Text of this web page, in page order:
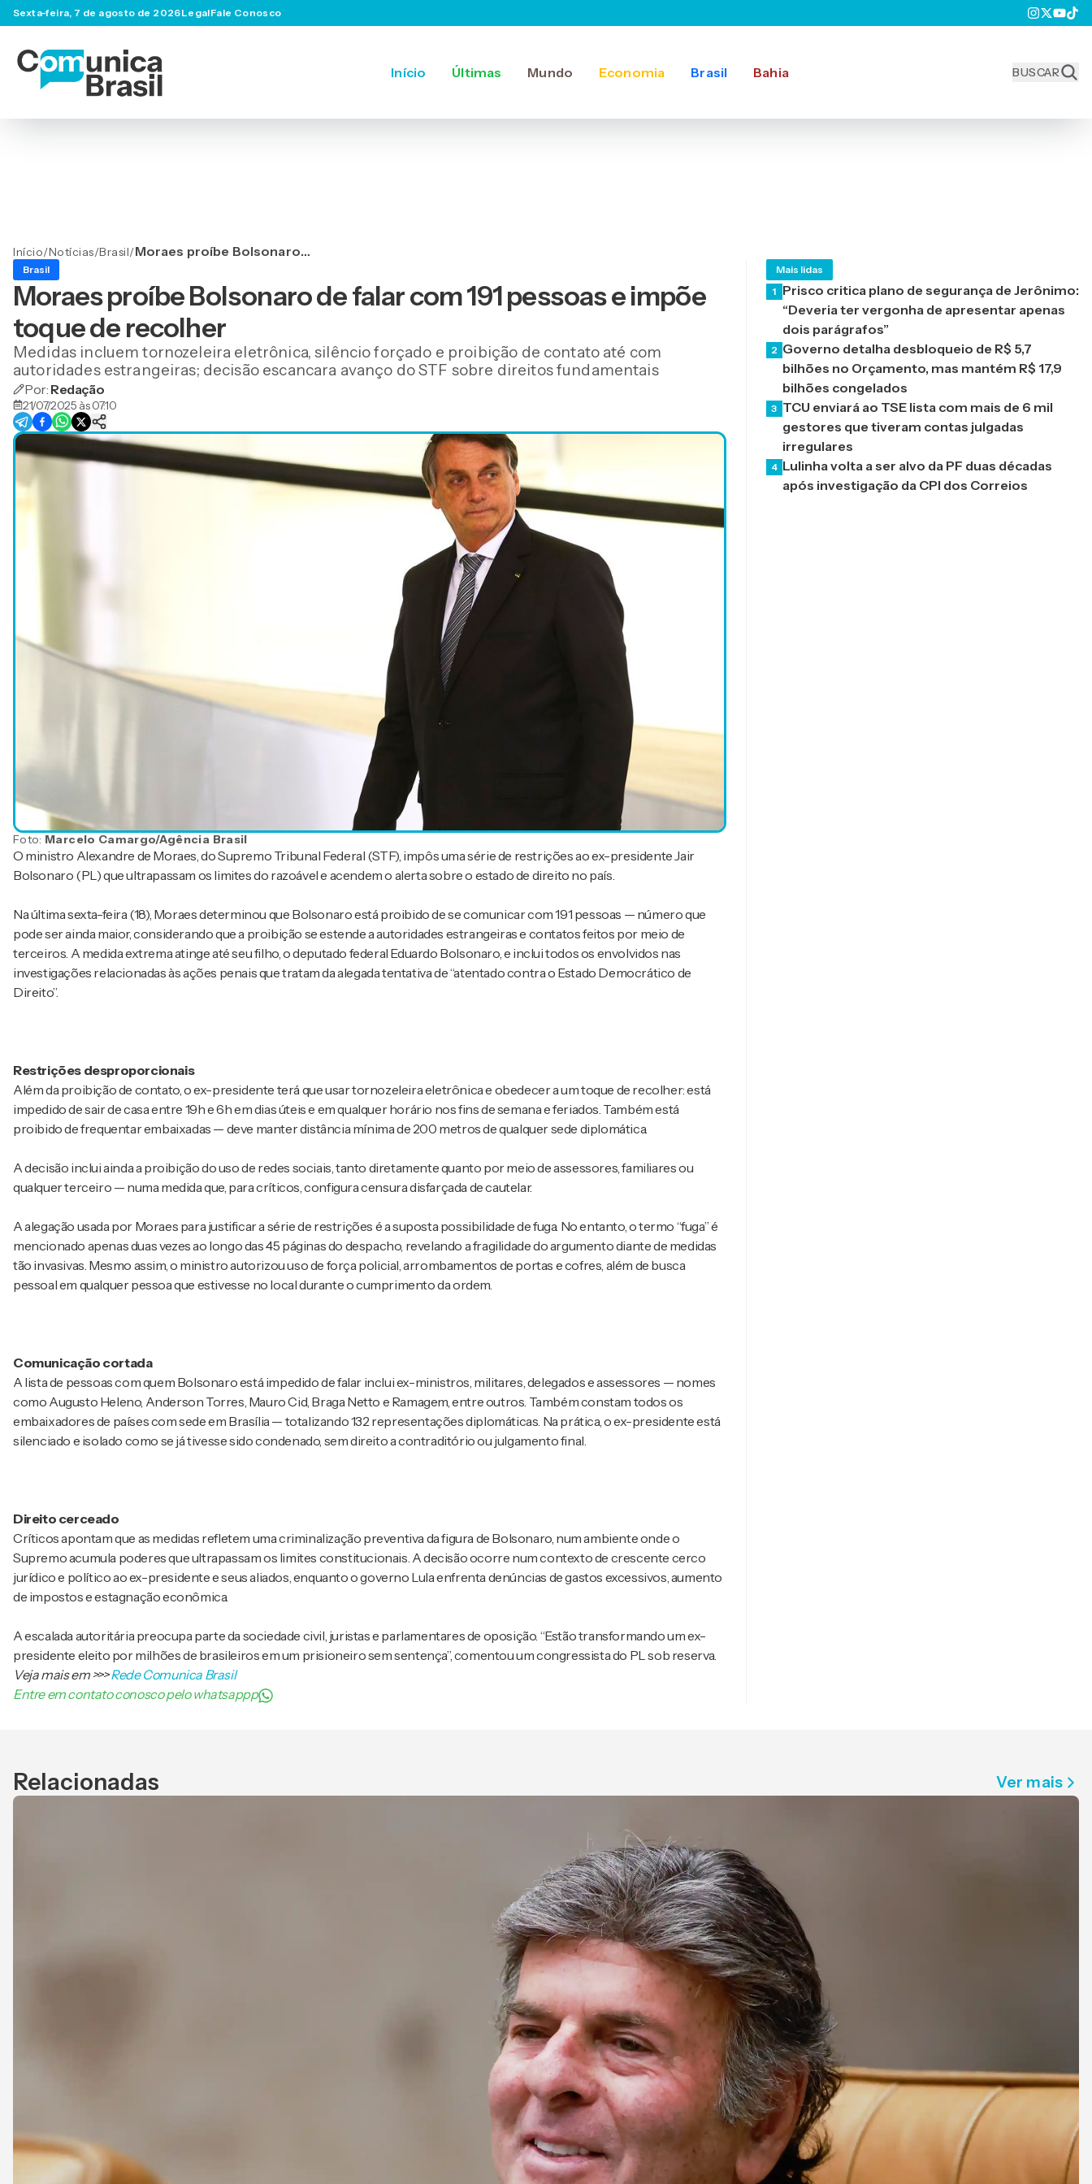
Sexta-feira, 7 de agosto de 2026LegalFale Conosco
Início Últimas Mundo Economia Brasil Bahia BUSCAR
Início/Notícias/Brasil/Moraes proíbe Bolsonaro
impõe toque de recolher
Brasil
Moraes proíbe Bolsonaro de falar com 191 pessoas e impõe
toque de recolher
Medidas incluem tornozeleira eletrônica, silêncio forçado e proibição de contato até com
autoridades estrangeiras; decisão escancara avanço do STF sobre direitos fundamentais
Por: Redação
21/07/2025 às 07:10
Foto: Marcelo Camargo/Agência Brasil
O ministro Alexandre de Moraes, do Supremo Tribunal Federal (STF), impôs uma série de restrições ao ex-presidente Jair
Bolsonaro (PL) que ultrapassam os limites do razoável e acendem o alerta sobre o estado de direito no país.
Na última sexta-feira (18), Moraes determinou que Bolsonaro está proibido de se comunicar com 191 pessoas — número que
pode ser ainda maior, considerando que a proibição se estende a autoridades estrangeiras e contatos feitos por meio de
terceiros. A medida extrema atinge até seu filho, o deputado federal Eduardo Bolsonaro, e inclui todos os envolvidos nas
investigações relacionadas às ações penais que tratam da alegada tentativa de “atentado contra o Estado Democrático de
Direito”.
Restrições desproporcionais
Além da proibição de contato, o ex-presidente terá que usar tornozeleira eletrônica e obedecer a um toque de recolher: está
impedido de sair de casa entre 19h e 6h em dias úteis e em qualquer horário nos fins de semana e feriados. Também está
proibido de frequentar embaixadas — deve manter distância mínima de 200 metros de qualquer sede diplomática.
A decisão inclui ainda a proibição do uso de redes sociais, tanto diretamente quanto por meio de assessores, familiares ou
qualquer terceiro — numa medida que, para críticos, configura censura disfarçada de cautelar.
A alegação usada por Moraes para justificar a série de restrições é a suposta possibilidade de fuga. No entanto, o termo “fuga” é
mencionado apenas duas vezes ao longo das 45 páginas do despacho, revelando a fragilidade do argumento diante de medidas
tão invasivas. Mesmo assim, o ministro autorizou uso de força policial, arrombamentos de portas e cofres, além de busca
pessoal em qualquer pessoa que estivesse no local durante o cumprimento da ordem.
Comunicação cortada
A lista de pessoas com quem Bolsonaro está impedido de falar inclui ex-ministros, militares, delegados e assessores — nomes
como Augusto Heleno, Anderson Torres, Mauro Cid, Braga Netto e Ramagem, entre outros. Também constam todos os
embaixadores de países com sede em Brasília — totalizando 132 representações diplomáticas. Na prática, o ex-presidente está
silenciado e isolado como se já tivesse sido condenado, sem direito a contraditório ou julgamento final.
Direito cerceado
Críticos apontam que as medidas refletem uma criminalização preventiva da figura de Bolsonaro, num ambiente onde o
Supremo acumula poderes que ultrapassam os limites constitucionais. A decisão ocorre num contexto de crescente cerco
jurídico e político ao ex-presidente e seus aliados, enquanto o governo Lula enfrenta denúncias de gastos excessivos, aumento
de impostos e estagnação econômica.
A escalada autoritária preocupa parte da sociedade civil, juristas e parlamentares de oposição. “Estão transformando um ex-
presidente eleito por milhões de brasileiros em um prisioneiro sem sentença”, comentou um congressista do PL sob reserva.
Veja mais em>>>Rede Comunica Brasil
Entre em contato conosco pelo whatsappp
Mais lidas
1 Prisco critica plano de segurança de Jerônimo:
“Deveria ter vergonha de apresentar apenas
dois parágrafos”
2 Governo detalha desbloqueio de R$ 5,7
bilhões no Orçamento, mas mantém R$ 17,9
bilhões congelados
3 TCU enviará ao TSE lista com mais de 6 mil
gestores que tiveram contas julgadas
irregulares
4 Lulinha volta a ser alvo da PF duas décadas
após investigação da CPI dos Correios
Relacionadas Ver mais